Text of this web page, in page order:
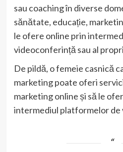
sau coaching în diverse
sănătate, educație,
le ofere online prin
videoconferință sau al
De pildă, o femeie casnică
marketing poate oferi
marketing online și să le
intermediul platformelor